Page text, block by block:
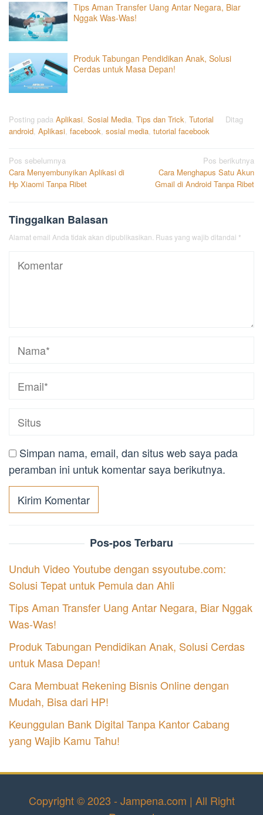
Tips Aman Transfer Uang Antar Negara, Biar
Nggak Was-Was!
Produk Tabungan Pendidikan Anak, Solusi
Cerdas untuk Masa Depan!
Posting pada Aplikasi Sosial Media Tips dan Trick Tutorial
Ditag
android Aplikasi facebook sosial media tutorial facebook
Navigasi
pos
Pos sebelumnya
Cara Menyembunyikan Aplikasi di
Hp Xiaomi Tanpa Ribet
Pos berikutnya
Cara Menghapus Satu Akun
Gmail di Android Tanpa Ribet
Tinggalkan Balasan
Alamat email Anda tidak akan dipublikasikan. Ruas yang wajib ditandai *
Simpan nama, email, dan situs web saya pada
peramban ini untuk komentar saya berikutnya.
Pos-pos Terbaru
Unduh Video Youtube dengan ssyoutube.com:
Solusi Tepat untuk Pemula dan Ahli
Tips Aman Transfer Uang Antar Negara, Biar Nggak
Was-Was!
Produk Tabungan Pendidikan Anak, Solusi Cerdas
untuk Masa Depan!
Cara Membuat Rekening Bisnis Online dengan
Mudah, Bisa dari HP!
Keunggulan Bank Digital Tanpa Kantor Cabang
yang Wajib Kamu Tahu!
Copyright © 2023 - Jampena.com | All Right